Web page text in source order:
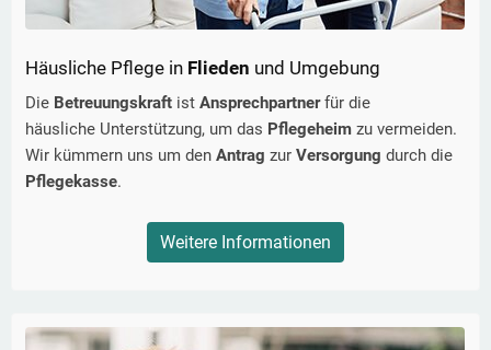
Häusliche Pflege in Flieden und Umgebung
Die Betreuungskraft ist Ansprechpartnerfür die
häusliche Unterstützung, um das Pflegeheim zu vermeiden.
Wir kümmern uns um den Antrag zur Versorgung durch die
Pflegekasse.
Weitere Informationen